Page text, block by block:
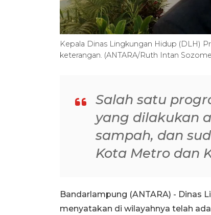
Kepala Dinas Lingkungan Hidup (DLH)
keterangan. (ANTARA/Ruth Intan
Salah satu
yang dilakukan
sampah, dan
Kota Metro dan
Bandarlampung (ANTARA) - Dinas
menyatakan di wilayahnya telah